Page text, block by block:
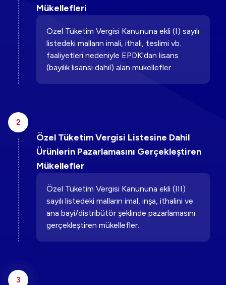
Mükellefleri
Özel Tüketim Vergisi Kanununa ekli (I) sayılı
listedeki malların imali, ithali, teslimi vb.
faaliyetleri nedeniyle EPDK'dan lisans
(bayilik lisansı dahil) alan mükellefler.
2
Özel Tüketim Vergisi Listesine Dahil
Ürünlerin Pazarlamasını Gerçekleştiren
Mükellefler
Özel Tüketim Vergisi Kanununa ekli (III)
sayılı listedeki malların imal, inşa, ithalini ve
ana bayi/distribütör şeklinde pazarlamasını
gerçekleştiren mükellefler.
3